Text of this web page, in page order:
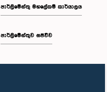
පාර්ලිමේන්තු මහලේකම් කාර්යාලය
පාර්ලිමේන්තුව සජීවීව